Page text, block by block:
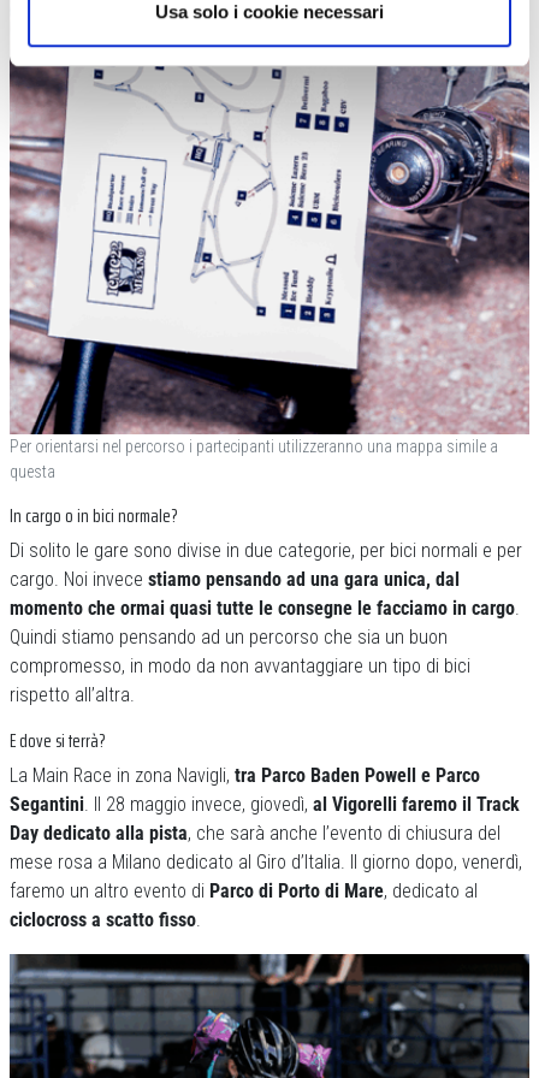
Usa solo i cookie necessari
Per orientarsi nel percorso i partecipanti utilizzeranno una mappa simile a
questa
In cargo o in bici normale?
Di solito le gare sono divise in due categorie, per bici normali e per
cargo. Noi invece stiamo pensando ad una gara unica, dal
momento che ormai quasi tutte le consegne le facciamo in cargo.
Quindi stiamo pensando ad un percorso che sia un buon
compromesso, in modo da non avvantaggiare un tipo di bici
rispetto all’altra.
E dove si terrà?
La Main Race in zona Navigli, tra Parco Baden Powell e Parco
Segantini. Il 28 maggio invece, giovedì, al Vigorelli faremo il Track
Day dedicato alla pista, che sarà anche l’evento di chiusura del
mese rosa a Milano dedicato al Giro d’Italia. Il giorno dopo, venerdì,
faremo un altro evento di Parco di Porto di Mare, dedicato al
ciclocross a scatto fisso.